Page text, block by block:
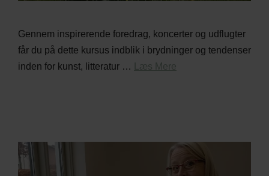
Gennem inspirerende foredrag, koncerter og udflugter
får du på dette kursus indblik i brydninger og tendenser
inden for kunst, litteratur …
Læs Mere